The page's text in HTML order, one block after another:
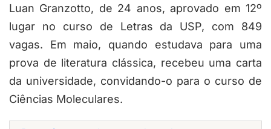
Luan Granzotto, de 24 anos, aprovado em 12º
lugar no curso de Letras da USP, com 849
vagas. Em maio, quando estudava para uma
prova de literatura clássica, recebeu uma carta
da universidade, convidando-o para o curso de
Ciências Moleculares.